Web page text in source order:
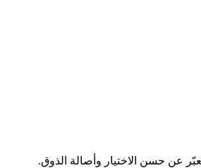
عن حسن الاختيار وأصالة الذوق.